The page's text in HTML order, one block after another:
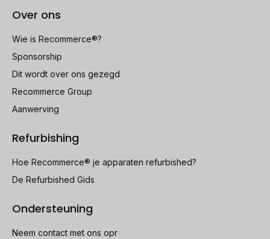
Over ons
Wie is Recommerce®?
Sponsorship
Dit wordt over ons gezegd
Recommerce Group
Aanwerving
Refurbishing
Hoe Recommerce® je apparaten refurbished?
De Refurbished Gids
Ondersteuning
Neem contact met ons opr